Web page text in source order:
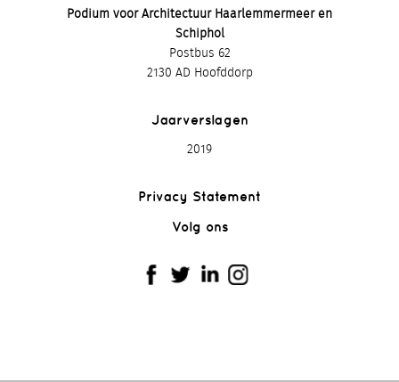
Podium voor Architectuur Haarlemmermeer en
Schiphol
Postbus 62
2130 AD Hoofddorp
Jaarverslagen
2019
Privacy Statement
Volg ons